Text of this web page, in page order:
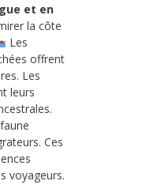
et en
la côte
Les
offrent
Les
leurs
Ces
voyageurs.